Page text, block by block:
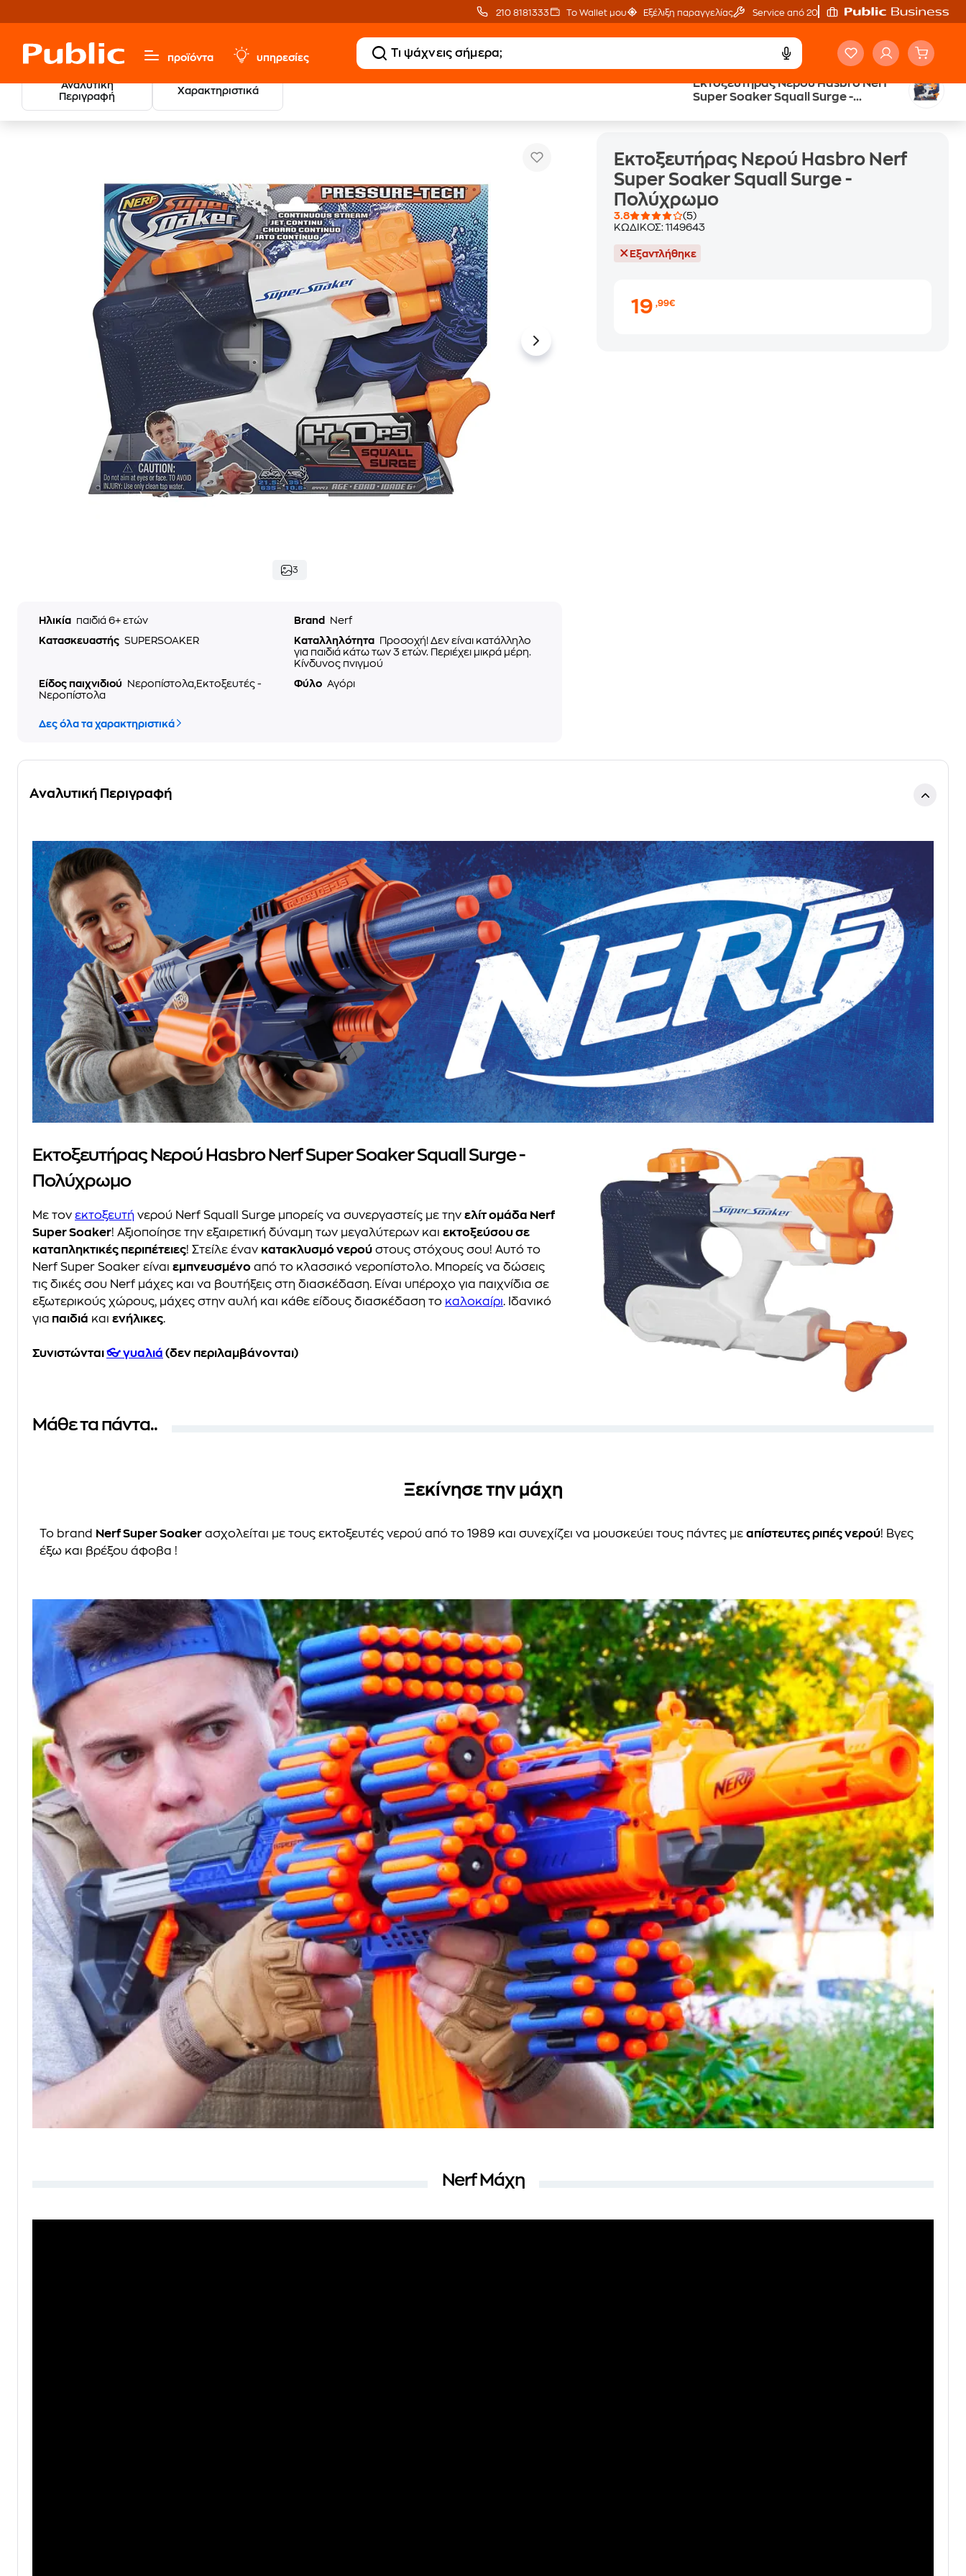
210 8181333 Το Wallet μου Εξέλιξη παραγγελίας Service από 20'
προϊόντα υπηρεσίες
Αναλυτική
Περιγραφή
Χαρακτηριστικά
Εκτοξευτήρας Νερού Hasbro Nerf
Super Soaker Squall Surge -
Παιχνίδια & Παιδικά Εκτοξευτήρας Νερού Hasbro Nerf Super Soaker Squall Surge - Πολύχρωμο
3
Ηλικία παιδιά 6+ ετών Brand
Nerf
Κατασκευαστής SUPERSOAKER Καταλληλότητα
Προσοχή! Δεν είναι κατάλληλο
για παιδιά κάτω των 3 ετών. Περιέχει μικρά μέρη.
Κίνδυνος πνιγμού
Είδος παιχνιδιού
Νεροπίστολα,Εκτοξευτές -
Νεροπίστολα
Φύλο Αγόρι
Δες όλα τα χαρακτηριστικά
Εκτοξευτήρας Νερού Hasbro Nerf
Super Soaker Squall Surge -
Πολύχρωμο
3.8
(5)
ΚΩΔΙΚΟΣ:1149643
Εξαντλήθηκε
19,99€
Αναλυτική Περιγραφή
Εκτοξευτήρας Νερού Hasbro Nerf Super Soaker Squall Surge -
Πολύχρωμο
Με τον εκτοξευτή νερού Nerf Squall Surge μπορείς να συνεργαστείς με την ελίτ ομάδα Nerf
Super Soaker! Αξιοποίησε την εξαιρετική δύναμη των μεγαλύτερων και εκτοξεύσου σε
καταπληκτικές περιπέτειες! Στείλε έναν κατακλυσμό νερού στους στόχους σου! Αυτό το
Nerf Super Soaker είναι εμπνευσμένο από το κλασσικό νεροπίστολο. Μπορείς να δώσεις
τις δικές σου Nerf μάχες και να βουτήξεις στη διασκέδαση. Είναι υπέροχο για παιχνίδια σε
εξωτερικούς χώρους, μάχες στην αυλή και κάθε είδους διασκέδαση το καλοκαίρι. Ιδανικό
για παιδιά και ενήλικες.
Συνιστώνται👓 γυαλιά (δεν περιλαμβάνονται)
Μάθε τα πάντα..
Ξεκίνησε την μάχη
Το brand Nerf Super Soaker ασχολείται με τους εκτοξευτές νερού από το 1989 και συνεχίζει να μουσκεύει τους πάντες με απίστευτες ριπές νερού! Βγες
έξω και βρέξου άφοβα !
Nerf Μάχη